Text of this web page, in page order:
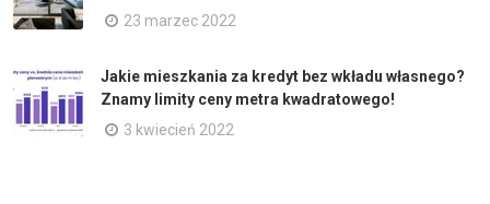
23 marzec 2022
Jakie mieszkania za kredyt bez wkładu własnego?
Znamy limity ceny metra kwadratowego!
3 kwiecień 2022